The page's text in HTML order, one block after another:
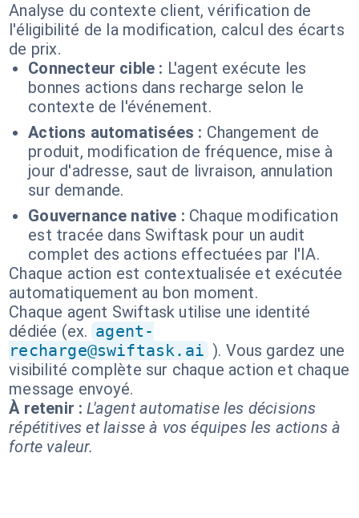
Analyse du contexte client, vérification de
l'éligibilité de la modification, calcul des écarts
de prix.
Connecteur cible : L'agent exécute les
bonnes actions dans recharge selon le
contexte de l'événement.
Actions automatisées : Changement de
produit, modification de fréquence, mise à
jour d'adresse, saut de livraison, annulation
sur demande.
Gouvernance native : Chaque modification
est tracée dans Swiftask pour un audit
complet des actions effectuées par l'IA.
Chaque action est contextualisée et exécutée
automatiquement au bon moment.
Chaque agent Swiftask utilise une identité
dédiée (ex. agent-
recharge@swiftask.ai ). Vous gardez une
visibilité complète sur chaque action et chaque
message envoyé.
À retenir : L'agent automatise les décisions
répétitives et laisse à vos équipes les actions à
forte valeur.